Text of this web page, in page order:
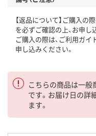
【返品について】ご購入の
を必ずご確認の上、お申し
ご購入の際は、ご利用ガイ
申し込みください。
こちらの商品は一
です。お届け日の詳
ます。